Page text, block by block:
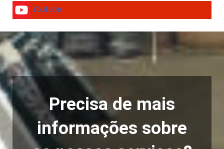
Youtube
Precisa de mais
informações sobre